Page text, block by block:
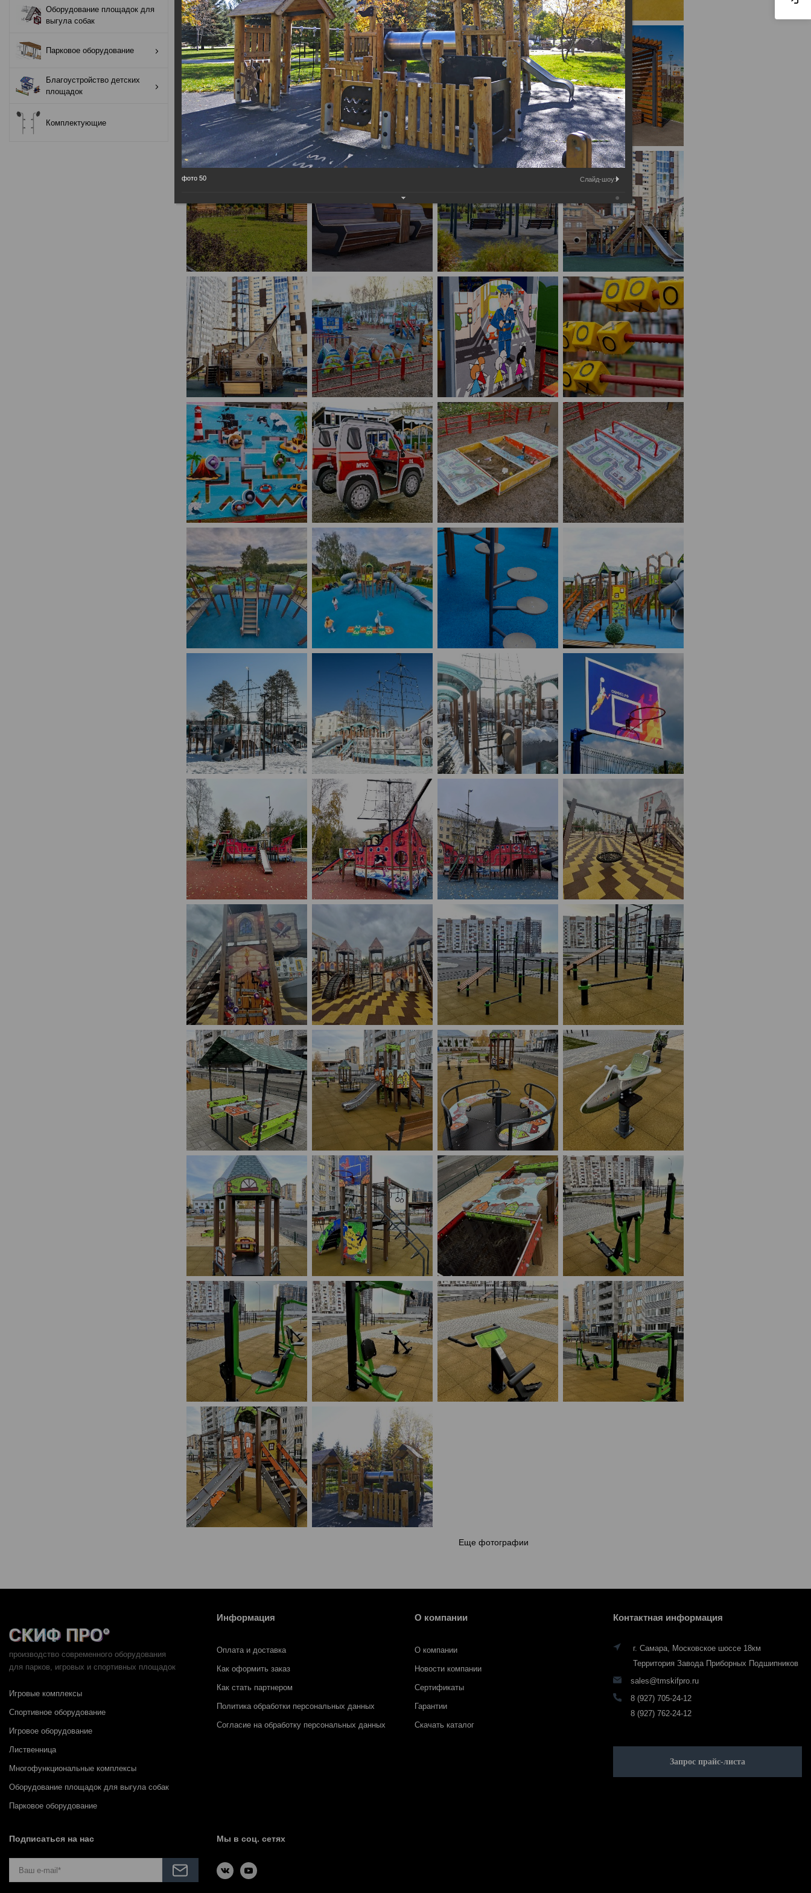
Оборудование
площадок для
выгула собак
оборудование
Благоустройство
детских площадок
Оборудование площадок для
выгула собак
Парковое оборудование
Благоустройство детских
площадок
Комплектующие
Еще фотографии
производство современного оборудования
для парков, игровых и спортивных площадок
Игровые комплексы
Спортивное оборудование
Игровое оборудование
Лиственница
Многофункциональные комплексы
Оборудование площадок для выгула собак
Парковое оборудование
Информация
Оплата и доставка
Как оформить заказ
Как стать партнером
Политика обработки персональных данных
Согласие на обработку персональных данных
О компании
О компании
Новости компании
Сертификаты
Гарантии
Скачать каталог
Контактная информация
г. Самара, Московское шоссе 18км
Территория Завода Приборных Подшипников
sales@tmskifpro.ru
8 (927) 705-24-12
8 (927) 762-24-12
Запрос прайс-листа
Подписаться на нас Мы в соц. сетях
фото 50 Слайд-шоу: